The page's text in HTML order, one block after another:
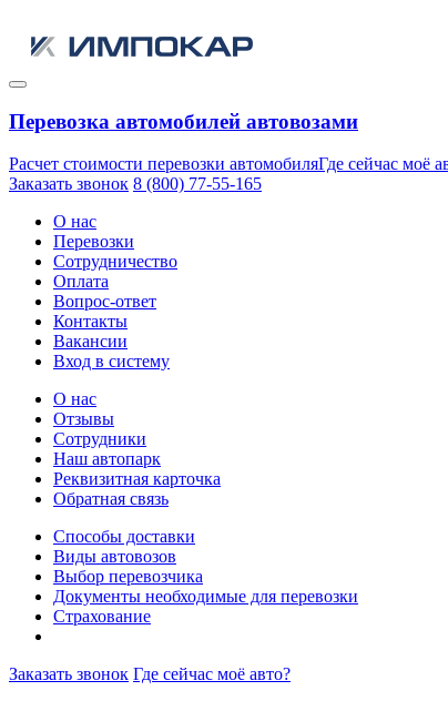
Перевозка автомобилей автовозами
Расчет стоимости перевозки автомобиляГде сейчас моё
Заказать звонок 8 (800) 77-55-165
О нас
Перевозки
Сотрудничество
Оплата
Вопрос-ответ
Контакты
Вакансии
Вход в систему
О нас
Отзывы
Сотрудники
Наш автопарк
Реквизитная карточка
Обратная связь
Способы доставки
Виды автовозов
Выбор перевозчика
Документы необходимые для перевозки
Страхование
Заказать звонок Где сейчас моё авто?